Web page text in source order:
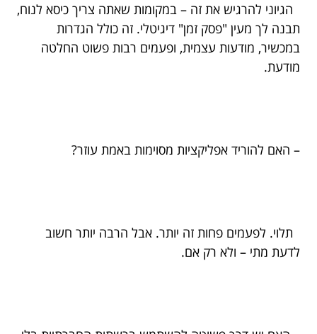
הגיוני להרגיש את זה – במקומות שאתה צריך כיסא לנוח,
תבנה לך מעין "פסק זמן" דיגיטלי. זה כולל הגדרות
במכשיר, מודעות עצמית, ופעמים רבות פשוט החלטה
מודעת.
– האם להוריד אפליקציות מסוימות באמת עוזר?
תלוי. לפעמים פחות זה יותר. אבל הרבה יותר חשוב
לדעת מתי – ולא רק אם.